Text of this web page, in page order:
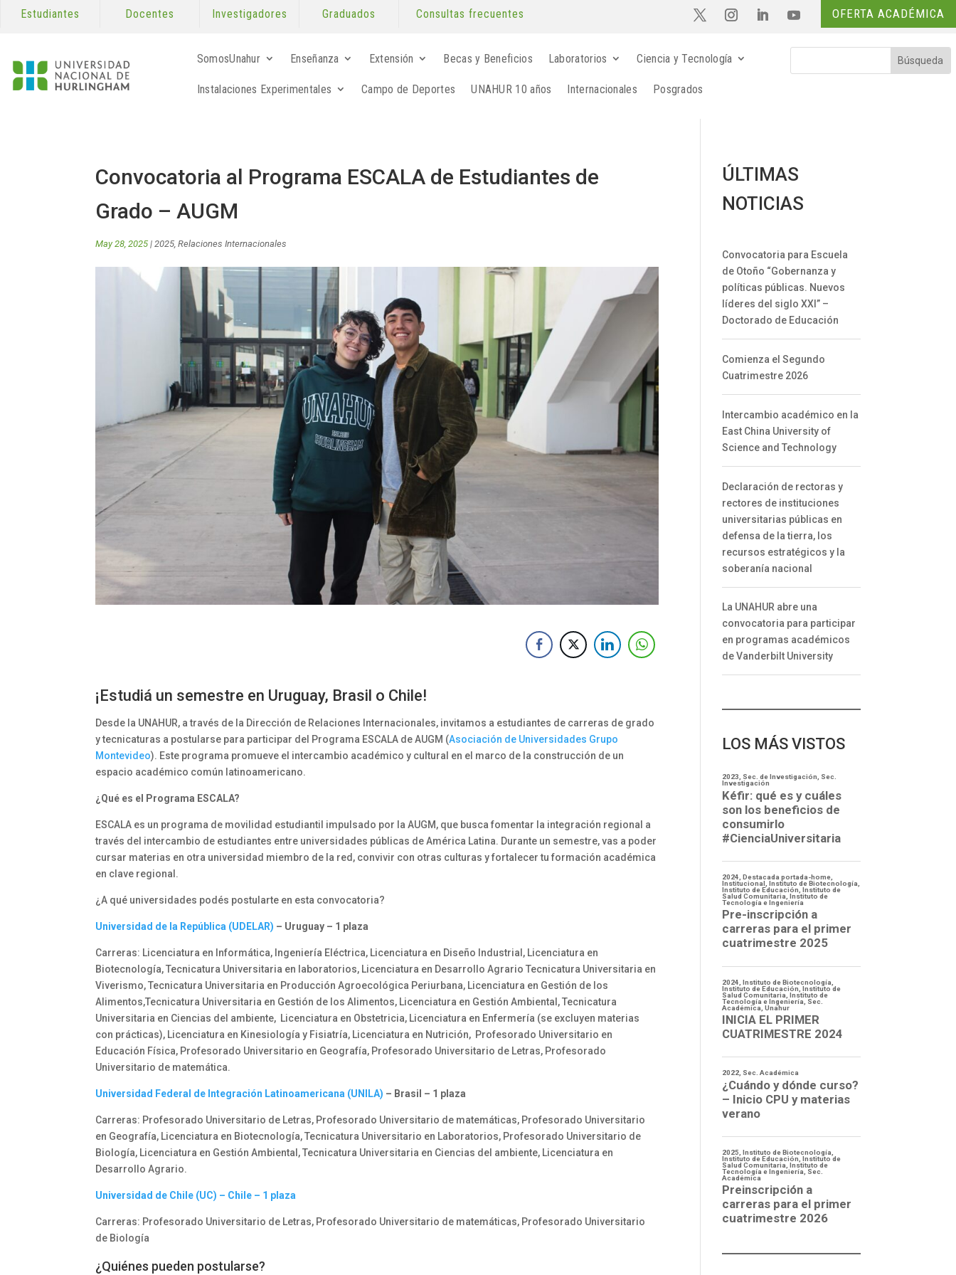
Estudiantes Docentes Investigadores Graduados Consultas frecuentes OFERTA ACADÉMICA
SomosUnahur Enseñanza Extensión Becas y Beneficios Laboratorios Ciencia y Tecnología
Instalaciones Experimentales Campo de Deportes UNAHUR 10 años Internacionales Posgrados
Convocatoria al Programa ESCALA de Estudiantes de
Grado – AUGM
May 28, 2025 |2025,Relaciones Internacionales
¡Estudiá un semestre en Uruguay, Brasil o Chile!
Desde la UNAHUR, a través de la Dirección de Relaciones Internacionales, invitamos a estudiantes de carreras de grado
y tecnicaturas a postularse para participar del Programa ESCALA de AUGM (Asociación de Universidades Grupo
Montevideo). Este programa promueve el intercambio académico y cultural en el marco de la construcción de un
espacio académico común latinoamericano.
¿Qué es el Programa ESCALA?
ESCALA es un programa de movilidad estudiantil impulsado por la AUGM, que busca fomentar la integración regional a
través del intercambio de estudiantes entre universidades públicas de América Latina. Durante un semestre, vas a poder
cursar materias en otra universidad miembro de la red, convivir con otras culturas y fortalecer tu formación académica
en clave regional.
¿A qué universidades podés postularte en esta convocatoria?
Universidad de la República (UDELAR) – Uruguay – 1 plaza
Carreras: Licenciatura en Informática, Ingeniería Eléctrica, Licenciatura en Diseño Industrial, Licenciatura en
Biotecnología, Tecnicatura Universitaria en laboratorios, Licenciatura en Desarrollo Agrario Tecnicatura Universitaria en
Viverismo, Tecnicatura Universitaria en Producción Agroecológica Periurbana, Licenciatura en Gestión de los
Alimentos,Tecnicatura Universitaria en Gestión de los Alimentos, Licenciatura en Gestión Ambiental, Tecnicatura
Universitaria en Ciencias del ambiente, Licenciatura en Obstetricia, Licenciatura en Enfermería (se excluyen materias
con prácticas), Licenciatura en Kinesiología y Fisiatría, Licenciatura en Nutrición, Profesorado Universitario en
Educación Física, Profesorado Universitario en Geografía, Profesorado Universitario de Letras, Profesorado
Universitario de matemática.
Universidad Federal de Integración Latinoamericana (UNILA) – Brasil – 1 plaza
Carreras: Profesorado Universitario de Letras, Profesorado Universitario de matemáticas, Profesorado Universitario
en Geografía, Licenciatura en Biotecnología, Tecnicatura Universitario en Laboratorios, Profesorado Universitario de
Biología, Licenciatura en Gestión Ambiental, Tecnicatura Universitaria en Ciencias del ambiente, Licenciatura en
Desarrollo Agrario.
Universidad de Chile (UC) – Chile – 1 plaza
Carreras: Profesorado Universitario de Letras, Profesorado Universitario de matemáticas, Profesorado Universitario
de Biología
¿Quiénes pueden postularse?
ÚLTIMAS
NOTICIAS
Convocatoria para Escuela
de Otoño “Gobernanza y
políticas públicas. Nuevos
líderes del siglo XXI” –
Doctorado de Educación
Comienza el Segundo
Cuatrimestre 2026
Intercambio académico en la
East China University of
Science and Technology
Declaración de rectoras y
rectores de instituciones
universitarias públicas en
defensa de la tierra, los
recursos estratégicos y la
soberanía nacional
La UNAHUR abre una
convocatoria para participar
en programas académicos
de Vanderbilt University
LOS MÁS VISTOS